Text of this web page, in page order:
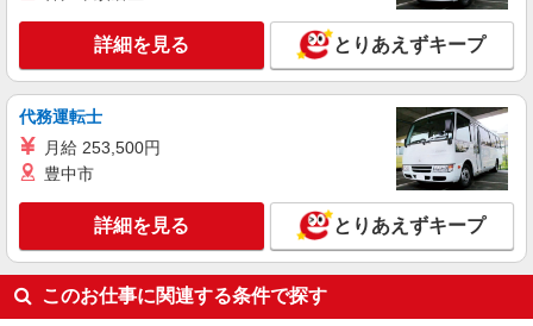
詳細を見る とりあえずキープ
代務運転士
月給 253,500円
豊中市
詳細を見る とりあえずキープ
このお仕事に関連する条件で探す